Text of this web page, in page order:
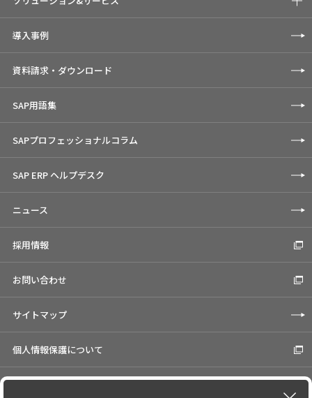
導入事例
資料請求・ダウンロード
SAP用語集
SAPプロフェッショナルコラム
SAP ERP ヘルプデスク
ニュース
採用情報
お問い合わせ
サイトマップ
個人情報保護について